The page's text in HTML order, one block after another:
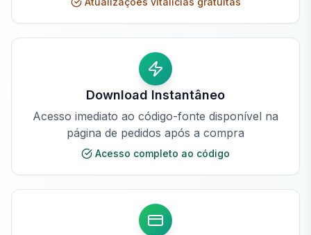
Download Instantâneo
Acesso imediato ao código-fonte disponível na
página de pedidos após a compra
Acesso completo ao código